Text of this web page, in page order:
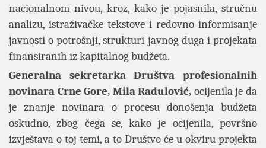
nacionalnom nivou, kroz, kako je pojasnila, stručnu
analizu, istraživačke tekstove i redovno informisanje
javnosti o potrošnji, strukturi javnog duga i projekata
finansiranih iz kapitalnog budžeta.
Generalna sekretarka Društva profesionalnih
novinara Crne Gore, Mila Radulović, ocijenila je da
je znanje novinara o procesu donošenja budžeta
oskudno, zbog čega se, kako je ocijenila, površno
izvještava o toj temi, a to Društvo će u okviru projekta